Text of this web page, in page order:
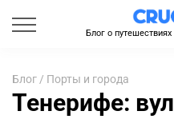
Блог о
Блог / Порты и города
Тенерифе: